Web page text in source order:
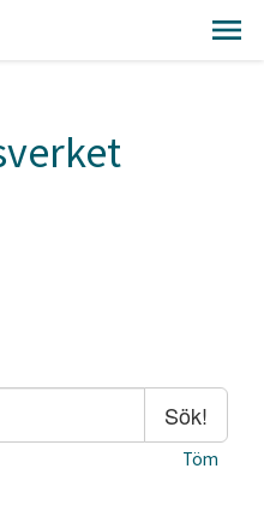
Sök!
Töm